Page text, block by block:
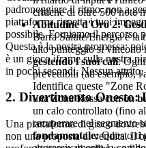
critiche di oltre 500 note
Abitudine d'Oro 2:
Barra Salute/Energia è la
alto punteggio si vincono
gestendo i suoi cali.
prevedibili (ad esempio,
Identifica queste "Zone
una Zona Rossa con un
un calo controllato (fino
recuperare nel segmento
fondamentale:Questo ti
padroneggiare il ritmo, non a
piattaforma rispetta i tuoi
possibile. Forniamo il percorso
Questa è la nostra promessa:
è un gioco iframe sulla nostra
in pochi secondi. Nessun
2. Divertimento Onesto:
Una piattaforma di gioco
non una proposta di vendita. Il